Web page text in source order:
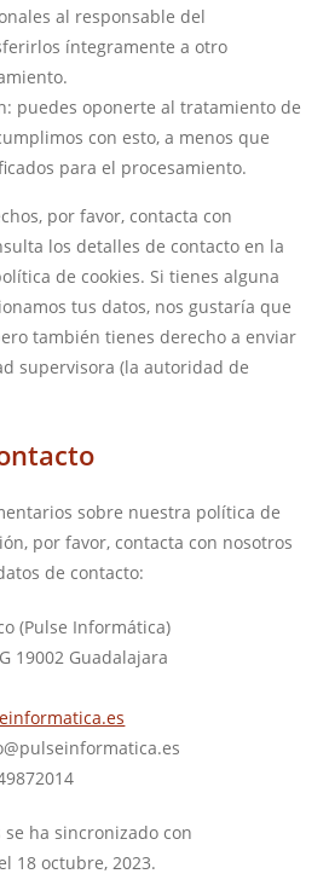
al responsable del
íntegramente a otro
puedes oponerte al tratamiento de
con esto, a menos que
para el procesamiento.
por favor, contacta con
los detalles de contacto en la
de cookies. Si tienes alguna
tus datos, nos gustaría que
también tienes derecho a enviar
supervisora (la autoridad de
sobre nuestra política de
por favor, contacta con nosotros
de contacto:
(Pulse Informática)
19002 Guadalajara
ha sincronizado con
el 18 octubre, 2023.